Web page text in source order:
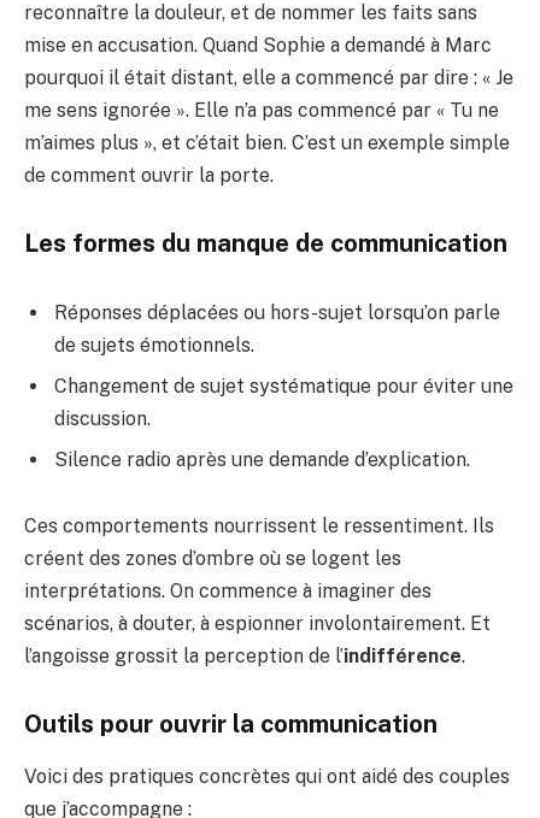
reconnaître la douleur, et de nommer les faits sans
mise en accusation. Quand Sophie a demandé à Marc
pourquoi il était distant, elle a commencé par dire : « Je
me sens ignorée ». Elle n’a pas commencé par « Tu ne
m’aimes plus », et c’était bien. C’est un exemple simple
de comment ouvrir la porte.
Les formes du manque de communication
Réponses déplacées ou hors-sujet lorsqu’on parle
de sujets émotionnels.
Changement de sujet systématique pour éviter une
discussion.
Silence radio après une demande d’explication.
Ces comportements nourrissent le ressentiment. Ils
créent des zones d’ombre où se logent les
interprétations. On commence à imaginer des
scénarios, à douter, à espionner involontairement. Et
l’angoisse grossit la perception de l’indifférence.
Outils pour ouvrir la communication
Voici des pratiques concrètes qui ont aidé des couples
que j’accompagne :